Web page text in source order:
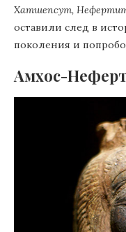
Хатшепсут,
оставили след в
поколения и
Амхос-